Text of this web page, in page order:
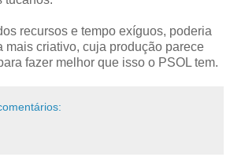
recursos e tempo exíguos, poderia
mais criativo, cuja produção parece
fazer melhor que isso o PSOL tem.